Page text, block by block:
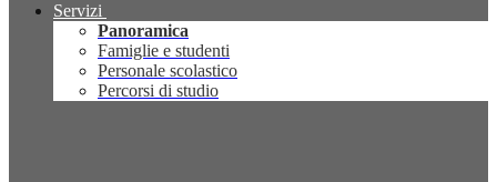
Servizi
Panoramica
Famiglie e studenti
Personale scolastico
Percorsi di studio